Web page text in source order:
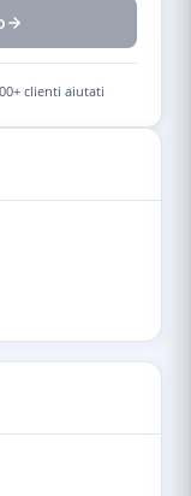
clienti aiutati